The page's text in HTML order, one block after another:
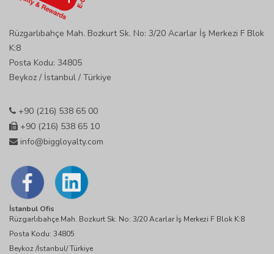
Rüzgarlıbahçe Mah. Bozkurt Sk. No: 3/20 Acarlar İş Merkezi F Blok
K:8
Posta Kodu: 34805
Beykoz / İstanbul / Türkiye
+90 (216) 538 65 00
+90 (216) 538 65 10
info@biggloyalty.com
İstanbul Ofis
Rüzgarlıbahçe Mah. Bozkurt Sk. No: 3/20 Acarlar İş Merkezi F Blok K:8
Posta Kodu: 34805
Beykoz /İstanbul/ Türkiye